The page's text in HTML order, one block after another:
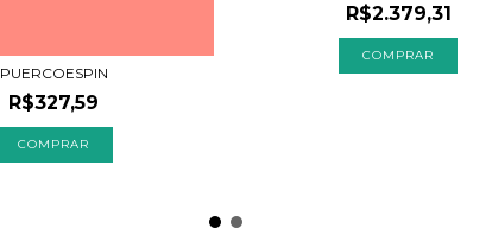
PUERCOESPIN
R$327,59
R$2.379,31